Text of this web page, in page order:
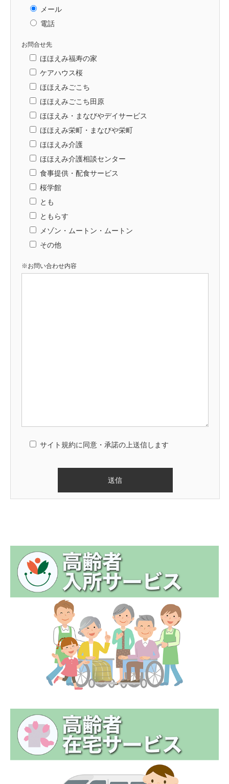
メール
電話
お問合せ先
ほほえみ福寿の家
ケアハウス桜
ほほえみごこち
ほほえみごこち田原
ほほえみ・まなびやデイサービス
ほほえみ栄町・まなびや栄町
ほほえみ介護
ほほえみ介護相談センター
食事提供・配食サービス
桜学館
とも
ともらす
メゾン・ムートン・ムートン
その他
※お問い合わせ内容
サイト規約に同意・承諾の上送信します